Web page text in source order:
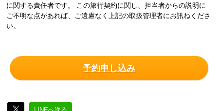
に関する責任者です。 この旅行契約に関し、担当者からの説明に
ご不明な点があれば、ご遠慮なく上記の取扱管理者にお訊ねくださ
い。
予約申し込み